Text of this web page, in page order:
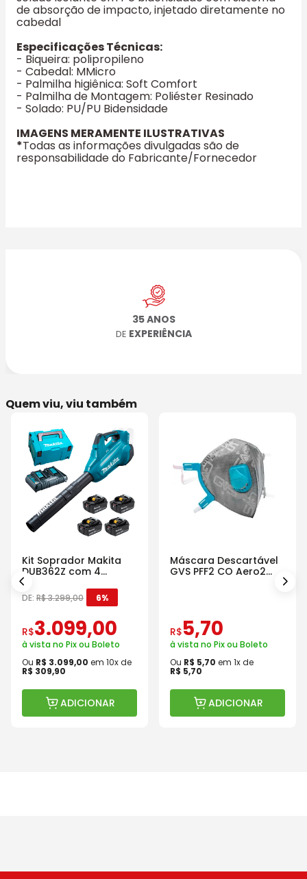
de absorção de impacto, injetado diretamente no
cabedal
Especificações Técnicas:
- Biqueira: polipropileno
- Cabedal: MMicro
- Palmilha higiênica: Soft Comfort
- Palmilha de Montagem: Poliéster Resinado
- Solado: PU/PU Bidensidade
IMAGENS MERAMENTE ILUSTRATIVAS
*Todas as informações divulgadas são de
responsabilidade do Fabricante/Fornecedor
35 ANOS
DE EXPERIÊNCIA
Quem viu, viu também
Kit Soprador Makita
DUB362Z com 4
Baterias Carregador e
Maleta
DE: R$3.299,00 6%
R$3.099,00
à vista no Pix ou Boleto
Ou R$ 3.099,00 em 10x de
R$ 309,90
ADICIONAR
Máscara Descartável
GVS PFF2 CO Aero2
R$5,70
à vista no Pix ou Boleto
Ou R$ 5,70 em 1x de
R$ 5,70
ADICIONAR